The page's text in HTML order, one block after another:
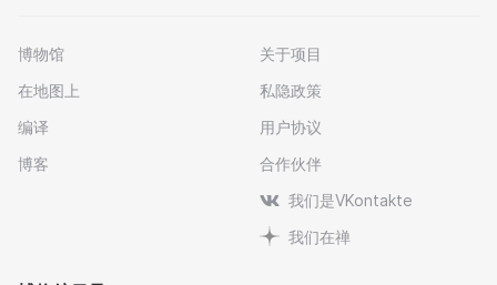
博物馆
在地图上
编译
博客
关于项目
私隐政策
用户协议
合作伙伴
我们是VKontakte
我们在禅